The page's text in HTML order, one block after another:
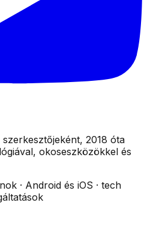
2018 óta
okoseszközökkel és
· Android és iOS · tech